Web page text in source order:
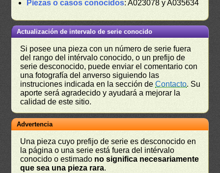
Piezas o casos conocidos: A023078 y A035634
Actualización de intervalo de serie conocido
Si posee una pieza con un número de serie fuera
del rango del intérvalo conocido, o un prefijo de
serie desconocido, puede enviar el comentario con
una fotografía del anverso siguiendo las
instruciones indicada en la sección deContacto. Su
aporte será agradecido y ayudará a mejorar la
calidad de este sitio.
Advertencia
Una pieza cuyo prefijo de serie es desconocido en
la página o una serie está fuera del intérvalo
conocido o estimado no significa necesariamente
que sea una pieza rara.